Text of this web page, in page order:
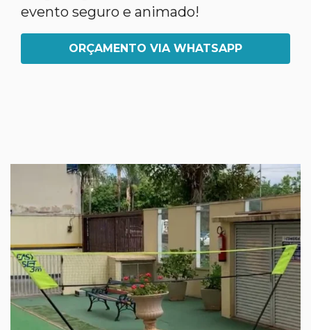
evento seguro e animado!
ORÇAMENTO VIA WHATSAPP